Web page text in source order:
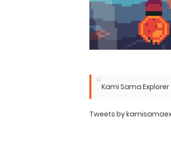
Kami Sama Explorer
Tweets by